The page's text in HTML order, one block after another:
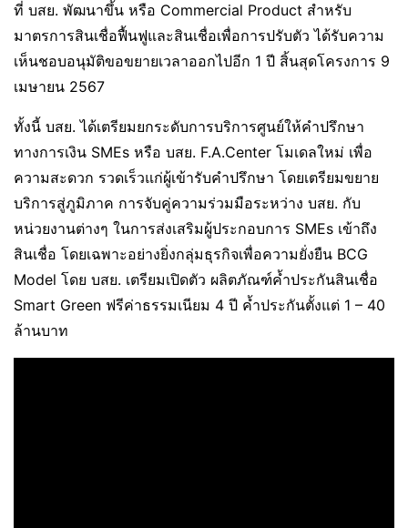
ที่ บสย. พัฒนาขึ้น หรือ Commercial Product สำหรับ
มาตรการสินเชื่อฟื้นฟูและสินเชื่อเพื่อการปรับตัว ได้รับความ
เห็นชอบอนุมัติขอขยายเวลาออกไปอีก 1 ปี สิ้นสุดโครงการ 9
เมษายน 2567
ทั้งนี้ บสย. ได้เตรียมยกระดับการบริการศูนย์ให้คำปรึกษา
ทางการเงิน SMEs หรือ บสย. F.A.Center โมเดลใหม่ เพื่อ
ความสะดวก รวดเร็วแก่ผู้เข้ารับคำปรึกษา โดยเตรียมขยาย
บริการสู่ภูมิภาค การจับคู่ความร่วมมือระหว่าง บสย. กับ
หน่วยงานต่างๆ ในการส่งเสริมผู้ประกอบการ SMEs เข้าถึง
สินเชื่อ โดยเฉพาะอย่างยิ่งกลุ่มธุรกิจเพื่อความยั่งยืน BCG
Model โดย บสย. เตรียมเปิดตัว ผลิตภัณฑ์ค้ำประกันสินเชื่อ
Smart Green ฟรีค่าธรรมเนียม 4 ปี ค้ำประกันตั้งแต่ 1 – 40
ล้านบาท